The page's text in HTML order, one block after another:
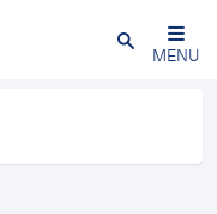
Schließen
MENU